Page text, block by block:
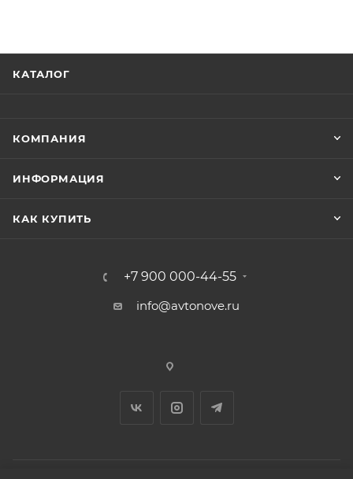
КАТАЛОГ
КОМПАНИЯ
ИНФОРМАЦИЯ
КАК КУПИТЬ
+7 900 000-44-55
info@avtonove.ru